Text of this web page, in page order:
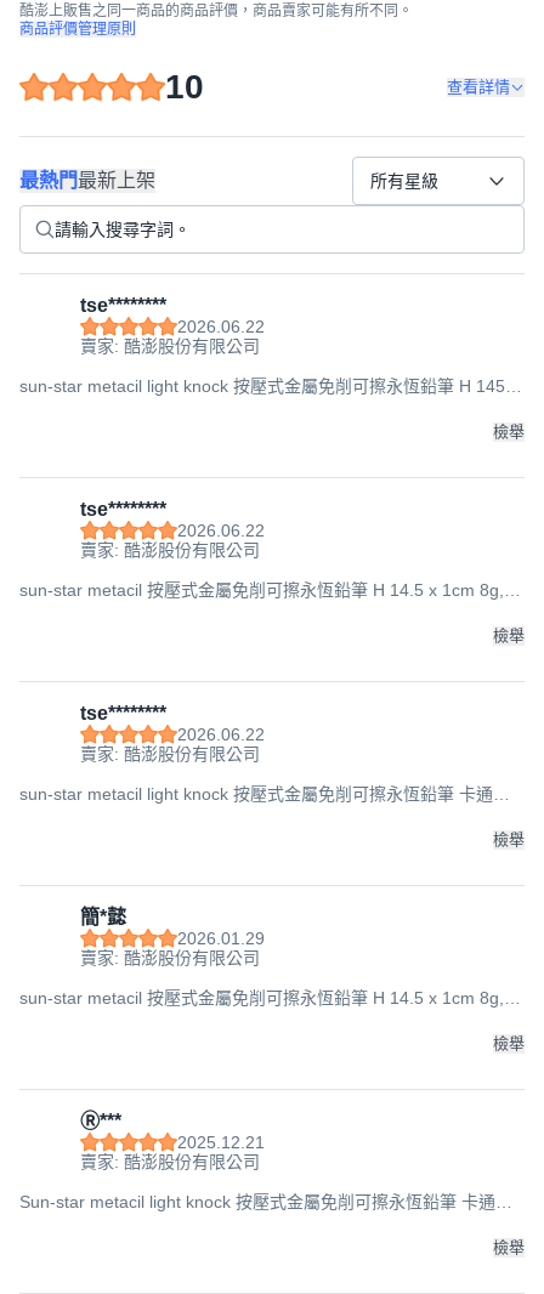
酷澎上販售之同一商品的商品評價，商品賣家可能有所不同。
商品評價管理原則
10 查看詳情
最熱門最新上架 所有星級
tse********
2026.06.22
賣家: 酷澎股份有限公司
sun-star metacil light knock 按壓式金屬免削可擦永恆鉛筆 H 145 x
檢舉
tse********
2026.06.22
賣家: 酷澎股份有限公司
sun-star metacil 按壓式金屬免削可擦永恆鉛筆 H 14.5 x 1cm 8g, 1
檢舉
tse********
2026.06.22
賣家: 酷澎股份有限公司
sun-star metacil light knock 按壓式金屬免削可擦永恆鉛筆 卡通印
檢舉
簡*懿
2026.01.29
賣家: 酷澎股份有限公司
sun-star metacil 按壓式金屬免削可擦永恆鉛筆 H 14.5 x 1cm 8g, 1
檢舉
Ⓡ***
2025.12.21
賣家: 酷澎股份有限公司
Sun-star metacil light knock 按壓式金屬免削可擦永恆鉛筆 卡通印
檢舉